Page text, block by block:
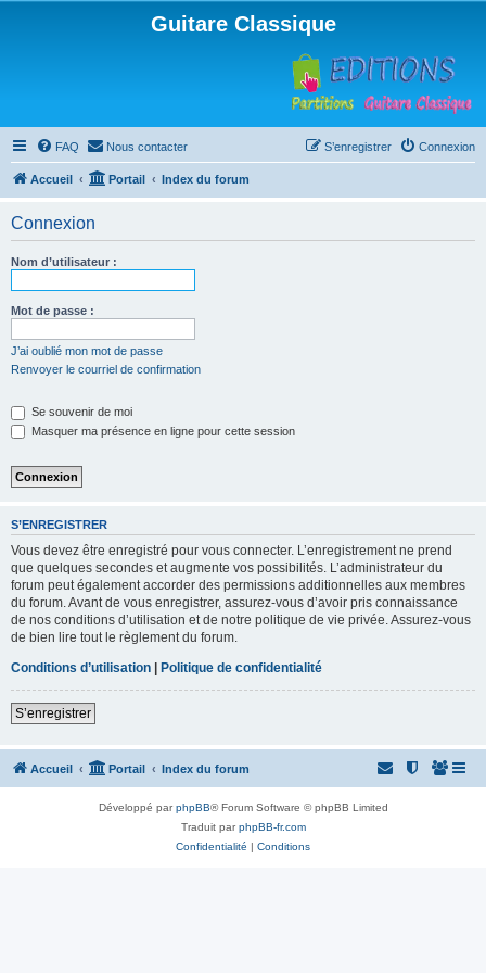
Guitare Classique
FAQ Nous contacter Connexion
S’enregistrer
Accueil Portail Index du forum
Connexion
Nom d’utilisateur :
Mot de passe :
J’ai oublié mon mot de passe
Renvoyer le courriel de confirmation
Se souvenir de moi
Masquer ma présence en ligne pour cette session
S’ENREGISTRER
Vous devez être enregistré pour vous connecter. L’enregistrement ne prend
que quelques secondes et augmente vos possibilités. L’administrateur du
forum peut également accorder des permissions additionnelles aux membres
du forum. Avant de vous enregistrer, assurez-vous d’avoir pris connaissance
de nos conditions d’utilisation et de notre politique de vie privée. Assurez-vous
de bien lire tout le règlement du forum.
Conditions d’utilisation | Politique de confidentialité
S’enregistrer
Accueil Portail Index du forum
Développé parphpBB® Forum Software © phpBB Limited
Traduit parphpBB-fr.com
Confidentialité | Conditions